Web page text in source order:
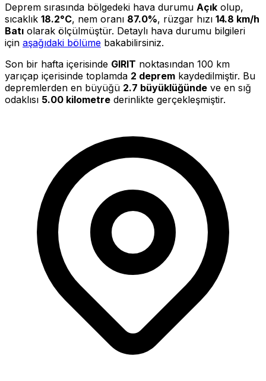
Deprem sırasında bölgedeki hava durumu Açık olup,
sıcaklık 18.2°C, nem oranı 87.0%, rüzgar hızı 14.8 km/h
Batı olarak ölçülmüştür. Detaylı hava durumu bilgileri
için aşağıdaki bölüme bakabilirsiniz.
Son bir hafta içerisinde GIRIT noktasından 100 km
yarıçap içerisinde toplamda 2 deprem kaydedilmiştir. Bu
depremlerden en büyüğü 2.7 büyüklüğünde ve en sığ
odaklısı 5.00 kilometre derinlikte gerçekleşmiştir.